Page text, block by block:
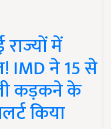
में
IMD ने 15 से
कड़कने के
किया